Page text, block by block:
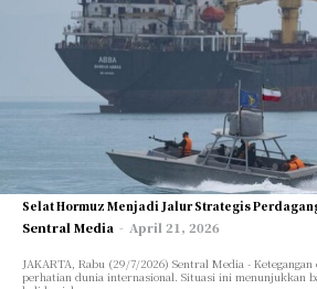
Selat Hormuz Menjadi Jalur Strategis
Sentral Media - April 21, 2026
JAKARTA, Rabu (29/7/2026) Sentral Media -
perhatian dunia internasional. Situasi ini menunjukkan